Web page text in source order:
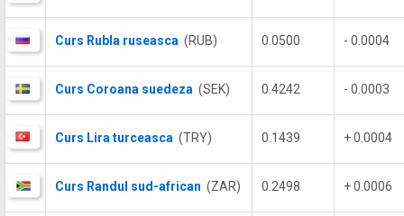
Curs Rubla ruseasca (RUB) 0.0500 - 0.0004
Curs Coroana suedeza (SEK) 0.4242 - 0.0003
Curs Lira turceasca (TRY) 0.1439 + 0.0004
Curs Randul sud-african (ZAR) 0.2498 + 0.0006